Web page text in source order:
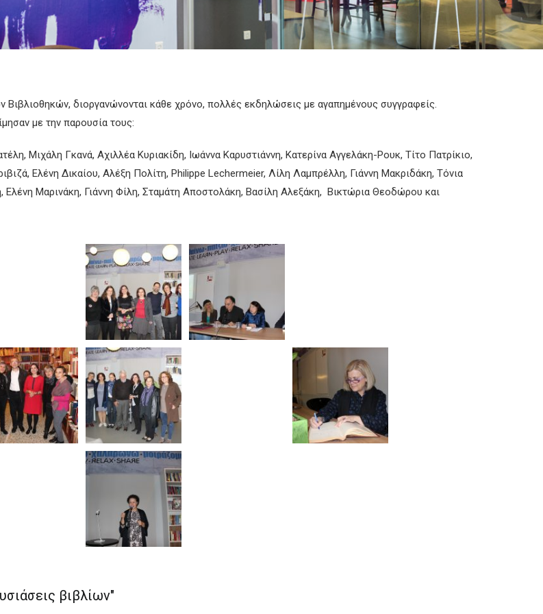
διοργανώνονται κάθε χρόνο, πολλές εκδηλώσεις με αγαπημένους συγγραφείς.
με την παρουσία τους:
Μιχάλη Γκανά, Αχιλλέα Κυριακίδη, Ιωάννα Καρυστιάννη, Κατερίνα Αγγελάκη-Ρουκ, Τίτο Πατρίκιο,
Ελένη Δικαίου, Αλέξη Πολίτη, Philippe Lechermeier, Λίλη Λαμπρέλλη, Γιάννη Μακριδάκη, Τόνια
Μαρινάκη, Γιάννη Φίλη, Σταμάτη Αποστολάκη, Βασίλη Αλεξάκη, Βικτώρια Θεοδώρου και
βιβλίων"